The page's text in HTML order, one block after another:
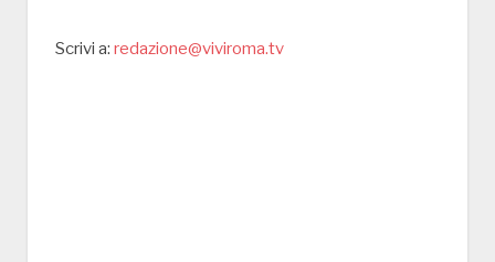
Scrivi a: redazione@viviroma.tv